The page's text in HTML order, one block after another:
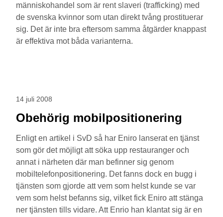
människohandel som är rent slaveri (trafficking) med
de svenska kvinnor som utan direkt tvång prostituerar
sig. Det är inte bra eftersom samma åtgärder knappast
är effektiva mot båda varianterna.
14 juli 2008
Obehörig mobilpositionering
Enligt en artikel i SvD så har Eniro lanserat en tjänst
som gör det möjligt att söka upp restauranger och
annat i närheten där man befinner sig genom
mobiltelefonpositionering. Det fanns dock en bugg i
tjänsten som gjorde att vem som helst kunde se var
vem som helst befanns sig, vilket fick Eniro att stänga
ner tjänsten tills vidare. Att Enrio han klantat sig är en